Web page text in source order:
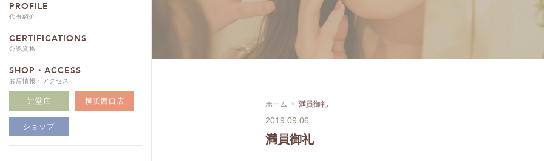
PROFILE
代表紹介
CERTIFICATIONS
公認資格
SHOP・ACCESS
お店情報・アクセス
辻堂店 横浜西口店
ショップ
ホーム 満員御礼
2019.09.06
満員御礼